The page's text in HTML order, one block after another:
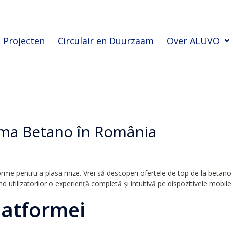
Projecten Circulair en Duurzaam Over ALUVO
Betano în România
pentru a plasa mize. Vrei să descoperi ofertele de top de labetano
utilizatorilor o experiență completă și intuitivă pe dispozitivele mobile.